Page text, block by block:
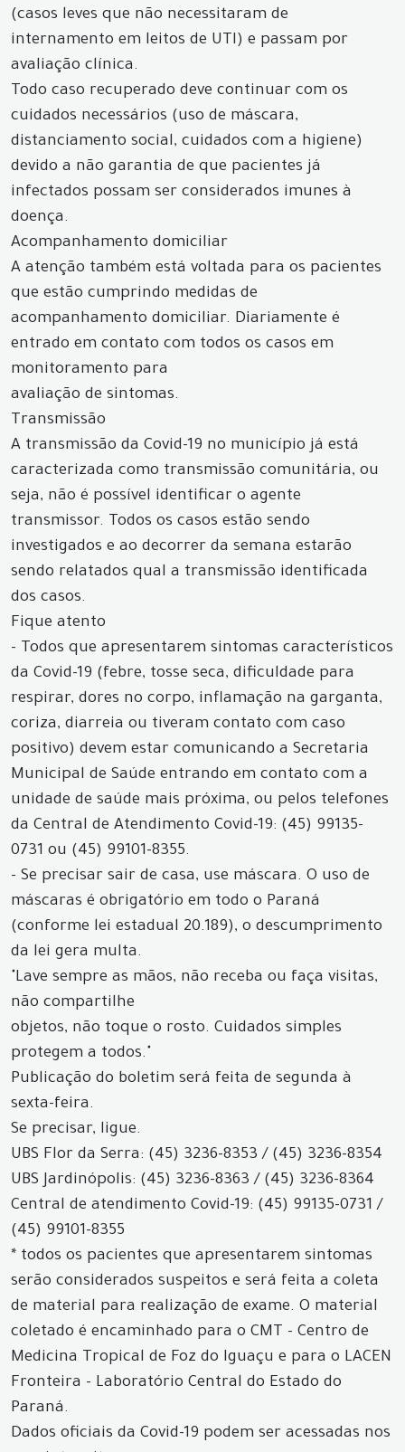
(casos leves que não necessitaram de
internamento em leitos de UTI) e passam por
avaliação clínica.
Todo caso recuperado deve continuar com os
cuidados necessários (uso de máscara,
distanciamento social, cuidados com a higiene)
devido a não garantia de que pacientes já
infectados possam ser considerados imunes à
doença.
Acompanhamento domiciliar
A atenção também está voltada para os pacientes
que estão cumprindo medidas de
acompanhamento domiciliar. Diariamente é
entrado em contato com todos os casos em
monitoramento para
avaliação de sintomas.
Transmissão
A transmissão da Covid-19 no município já está
caracterizada como transmissão comunitária, ou
seja, não é possível identificar o agente
transmissor. Todos os casos estão sendo
investigados e ao decorrer da semana estarão
sendo relatados qual a transmissão identificada
dos casos.
Fique atento
- Todos que apresentarem sintomas característicos
da Covid-19 (febre, tosse seca, dificuldade para
respirar, dores no corpo, inflamação na garganta,
coriza, diarreia ou tiveram contato com caso
positivo) devem estar comunicando a Secretaria
Municipal de Saúde entrando em contato com a
unidade de saúde mais próxima, ou pelos telefones
da Central de Atendimento Covid-19: (45) 99135-
0731 ou (45) 99101-8355.
- Se precisar sair de casa, use máscara. O uso de
máscaras é obrigatório em todo o Paraná
(conforme lei estadual 20.189), o descumprimento
da lei gera multa.
"Lave sempre as mãos, não receba ou faça visitas,
não compartilhe
objetos, não toque o rosto. Cuidados simples
protegem a todos."
Publicação do boletim será feita de segunda à
sexta-feira.
Se precisar, ligue.
UBS Flor da Serra: (45) 3236-8353 / (45) 3236-8354
UBS Jardinópolis: (45) 3236-8363 / (45) 3236-8364
Central de atendimento Covid-19: (45) 99135-0731 /
(45) 99101-8355
* todos os pacientes que apresentarem sintomas
serão considerados suspeitos e será feita a coleta
de material para realização de exame. O material
coletado é encaminhado para o CMT - Centro de
Medicina Tropical de Foz do Iguaçu e para o LACEN
Fronteira - Laboratório Central do Estado do
Paraná.
Dados oficiais da Covid-19 podem ser acessadas nos